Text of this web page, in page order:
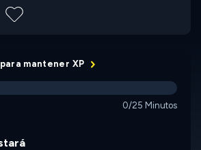
mantener XP
0/25 Minutos